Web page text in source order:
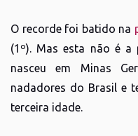
O recorde foi batido na
(1º). Mas esta não é a
nasceu em Minas
nadadores do Brasil e
terceira idade.